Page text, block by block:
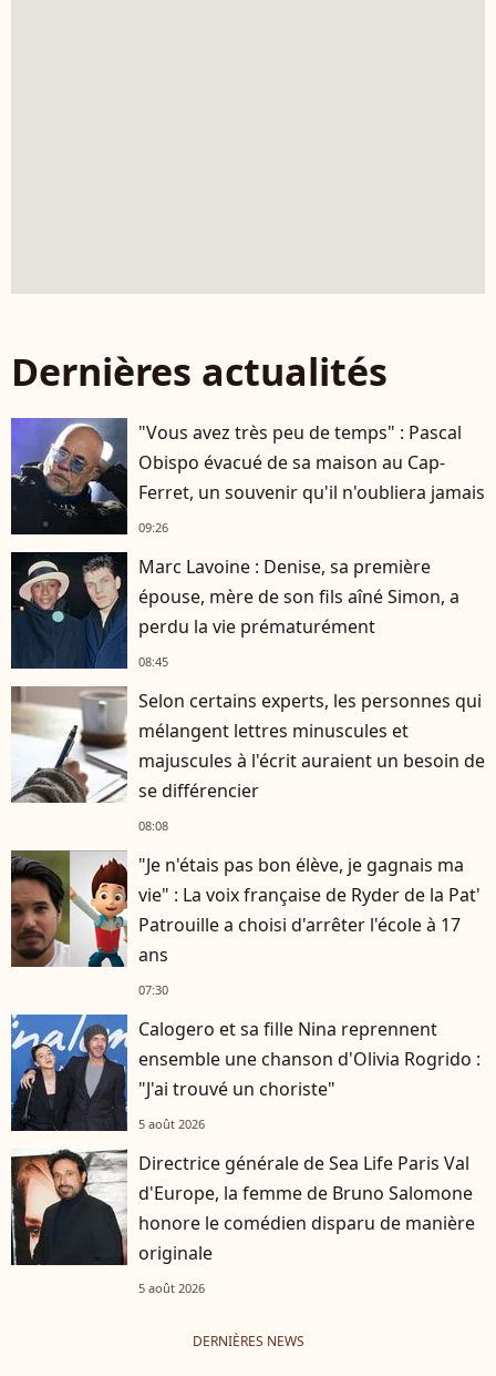
Dernières actualités
"Vous avez très peu de temps" : Pascal
Obispo évacué de sa maison au Cap-
Ferret, un souvenir qu'il n'oubliera jamais
09:26
Marc Lavoine : Denise, sa première
épouse, mère de son fils aîné Simon, a
perdu la vie prématurément
08:45
Selon certains experts, les personnes qui
mélangent lettres minuscules et
majuscules à l'écrit auraient un besoin de
se différencier
08:08
"Je n'étais pas bon élève, je gagnais ma
vie" : La voix française de Ryder de la Pat'
Patrouille a choisi d'arrêter l'école à 17
ans
07:30
Calogero et sa fille Nina reprennent
ensemble une chanson d'Olivia Rogrido :
"J'ai trouvé un choriste"
5 août 2026
Directrice générale de Sea Life Paris Val
d'Europe, la femme de Bruno Salomone
honore le comédien disparu de manière
originale
5 août 2026
DERNIÈRES NEWS